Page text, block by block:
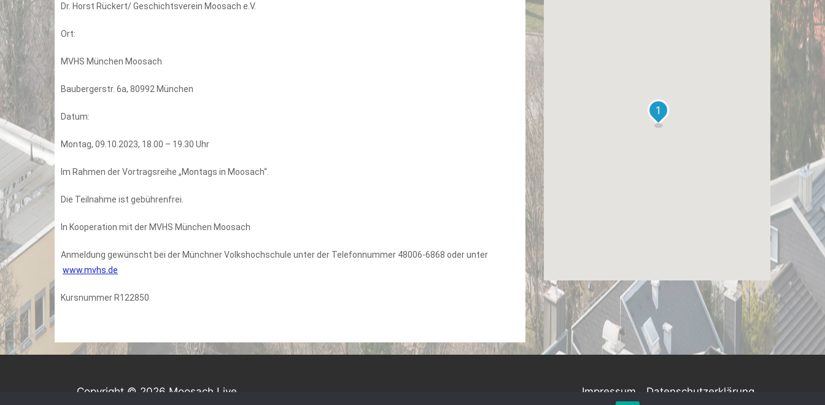
Dr. Horst Rückert/ Geschichtsverein Moosach e.V.
Ort:
MVHS München Moosach
Baubergerstr. 6a, 80992 München
Datum:
Montag, 09.10.2023, 18.00 – 19.30 Uhr
Im Rahmen der Vortragsreihe „Montags in Moosach“.
Die Teilnahme ist gebührenfrei.
In Kooperation mit der MVHS München Moosach
Anmeldung gewünscht bei der Münchner Volkshochschule unter der Telefonnummer 48006-6868 oder unter
www.mvhs.de
Kursnummer R122850
1
Copyright © 2026 Moosach Live Impressum Datenschutzerklärung